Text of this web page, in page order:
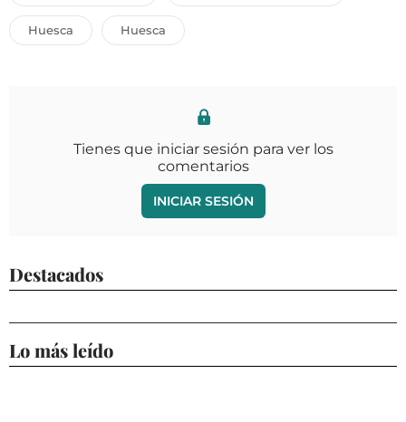
Huesca Huesca
Tienes que iniciar sesión para ver los
comentarios
INICIAR SESIÓN
Destacados
Lo más leído